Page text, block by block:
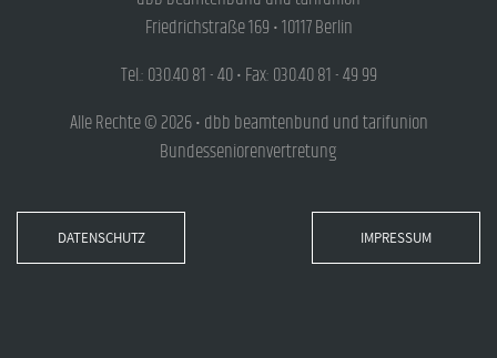
Friedrichstraße 169 • 10117 Berlin
Tel.: 030.40 81 - 40 • Fax: 030.40 81 - 49 99
Alle Rechte © 2026 • dbb beamtenbund und tarifunion
Bundesseniorenvertretung
DATENSCHUTZ IMPRESSUM